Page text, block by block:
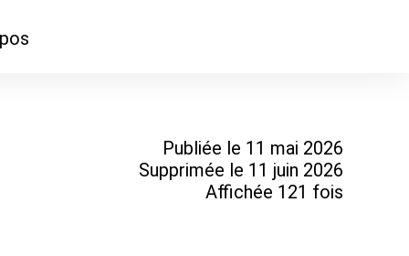
Publiée le 11 mai 2026
Supprimée le 11 juin 2026
Affichée 121 fois